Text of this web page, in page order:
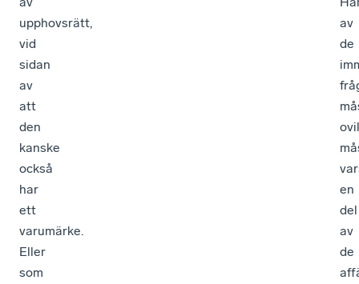
upphovsrätt,
vid
sidan
av
att
den
kanske
också
har
ett
varumärke.
Eller
som
av
de
en
del
av
de